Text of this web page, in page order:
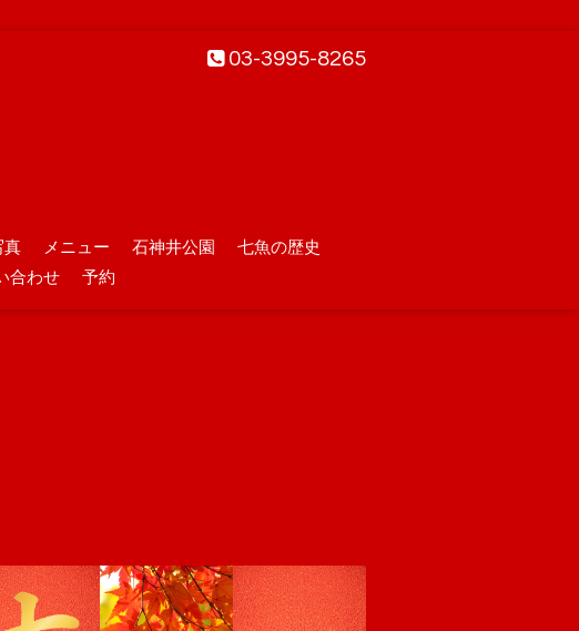
03-3995-8265
真 メニュー 石神井公園
七魚の歴史
合わせ 予約